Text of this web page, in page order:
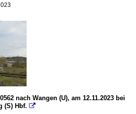
nach Wangen (U), am 12.11.2023 bei
(S) Hbf. 